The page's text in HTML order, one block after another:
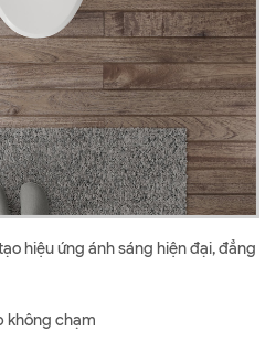
hiệu ứng ánh sáng hiện đại, đẳng
không chạm